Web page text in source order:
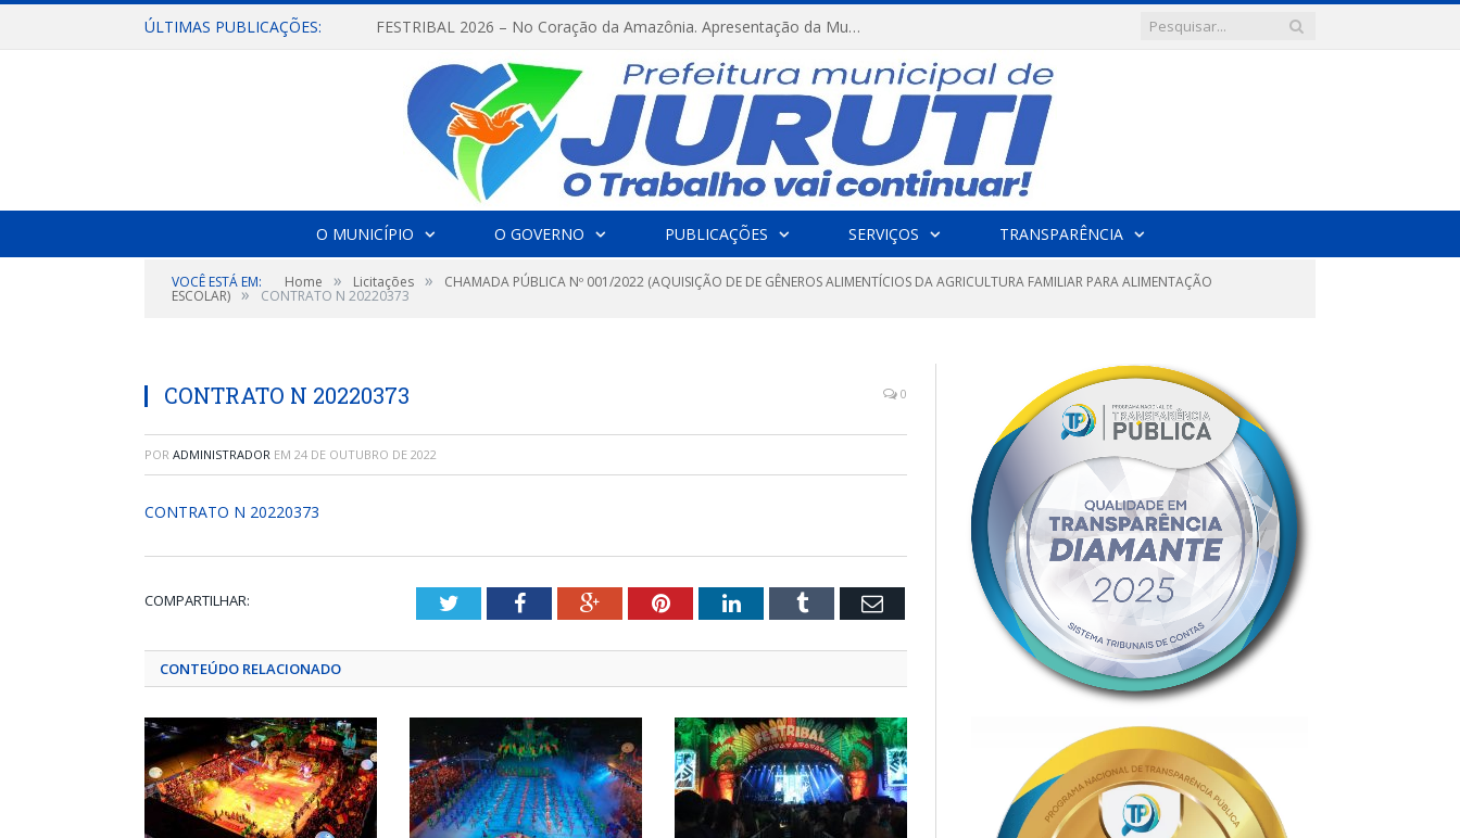
ÚLTIMAS PUBLICAÇÕES: FESTRIBAL 2026 – No Coração da Amazônia. Apresentação da Munduruku.
O MUNICÍPIO O GOVERNO PUBLICAÇÕES SERVIÇOS TRANSPARÊNCIA
VOCÊ ESTÁ EM: Home » Licitações » CHAMADA PÚBLICA Nº 001/2022 (AQUISIÇÃO DE DE GÊNEROS ALIMENTÍCIOS DA AGRICULTURA FAMILIAR PARA ALIMENTAÇÃO
ESCOLAR) » CONTRATO N 20220373
CONTRATO N 20220373 0
POR ADMINISTRADOR EM 24 DE OUTUBRO DE 2022
CONTRATO N 20220373
COMPARTILHAR: TwitterFacebookGoogle+PinterestLinkedInTumblr Email
CONTEÚDO RELACIONADO